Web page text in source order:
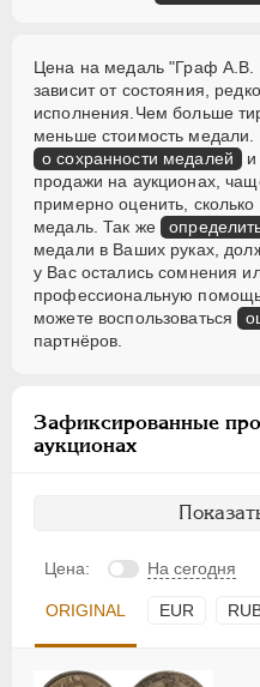
Цена на медаль "Граф А.В.
зависит от состояния,
исполнения.Чем больше
меньше стоимость медали.
о сохранности медалей и
продажи на аукционах,
примерно оценить,
медаль. Так же
медали в Ваших руках,
у Вас остались сомнения
профессиональную
можете воспользоваться
партнёров.
Зафиксированные
аукционах
Цена: На сегодня
ORIGINAL EUR